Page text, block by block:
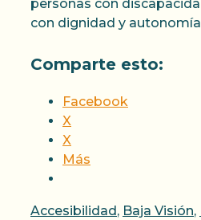
personas con
con dignidad y
Comparte esto:
Facebook
X
X
Más
Categorías
Accesibilidad, Baja Visión,